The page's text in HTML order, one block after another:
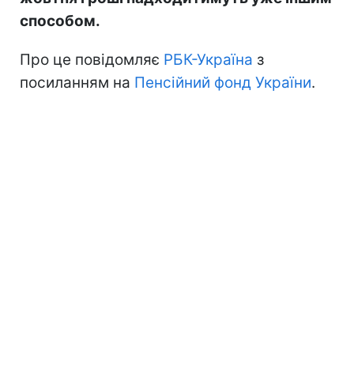
способом.
Про це повідомляє РБК-Україна з
посиланням на Пенсійний фонд України.